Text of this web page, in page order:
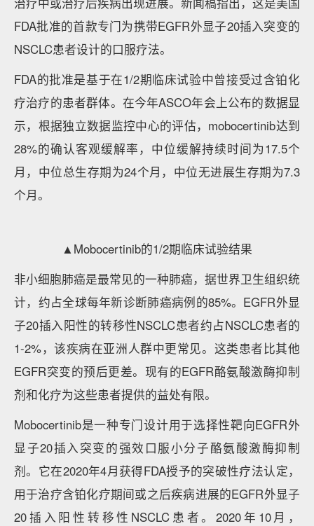
FDA批准的首款专门为携带EGFR外显子20插入突变的
NSCLC患者设计的口服疗法。
FDA的批准是基于在1/2期临床试验中曾接受过含铂化
疗治疗的患者群体。在今年ASCO年会上公布的数据显
示，根据独立数据监控中心的评估，mobocertinib达到
28%的确认客观缓解率，中位缓解持续时间为17.5个
月，中位总生存期为24个月，中位无进展生存期为7.3
个月。
▲Mobocertinib的1/2期临床试验结果
非小细胞肺癌是最常见的一种肺癌，据世界卫生组织统
计，约占全球每年新诊断肺癌病例的85%。EGFR外显
子20插入阳性的转移性NSCLC患者约占NSCLC患者的
1-2%，该疾病在亚洲人群中更常见。这类患者比其他
EGFR突变的预后更差。现有的EGFR酪氨酸激酶抑制
剂和化疗为这些患者提供的益处有限。
Mobocertinib是一种专门设计用于选择性靶向EGFR外
显子20插入突变的强效口服小分子酪氨酸激酶抑制
剂。它在2020年4月获得FDA授予的突破性疗法认定，
用于治疗含铂化疗期间或之后疾病进展的EGFR外显子
20插入阳性转移性NSCLC患者。2020年10月，